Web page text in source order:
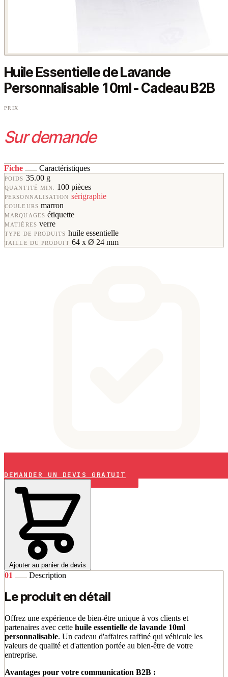
Huile Essentielle de Lavande
Personnalisable 10ml - Cadeau B2B
PRIX
Sur demande
Fiche Caractéristiques
POIDS 35.00 g
QUANTITÉ MIN. 100 pièces
PERSONNALISATION sérigraphie
COULEURS marron
MARQUAGES étiquette
MATIÈRES verre
TYPE DE PRODUITS huile essentielle
TAILLE DU PRODUIT 64 x Ø 24 mm
DEMANDER UN DEVIS GRATUIT
Ajouter au panier de devis
01 Description
Le produit en détail
Offrez une expérience de bien-être unique à vos clients et
partenaires avec cette huile essentielle de lavande 10ml
personnalisable. Un cadeau d'affaires raffiné qui véhicule les
valeurs de qualité et d'attention portée au bien-être de votre
entreprise.
Avantages pour votre communication B2B :